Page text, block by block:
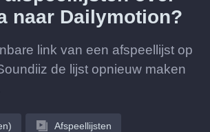
naar Dailymotion?
link van een afspeellijst op
de lijst opnieuw maken
Afspeellijsten